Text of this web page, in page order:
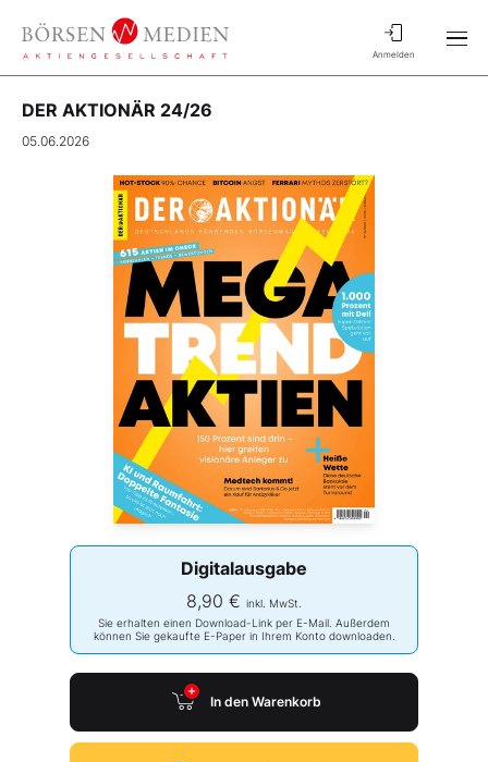
Anmelden
DER AKTIONÄR 24/26
05.06.2026
Digitalausgabe
8,90 € inkl. MwSt.
Sie erhalten einen Download-Link per E-Mail. Außerdem
können Sie gekaufte E-Paper in Ihrem Konto downloaden.
In den Warenkorb